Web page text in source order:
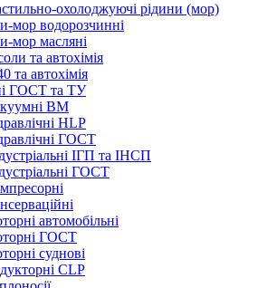
охолоджуючі рідини (мор)
мор водорозчинні
мор масляні
та автохімія
та автохімія
ГОСТ та ТУ
ВМ
HLP
ГОСТ
ІГП та ІНСП
ГОСТ
автомобільні
ГОСТ
суднові
CLP